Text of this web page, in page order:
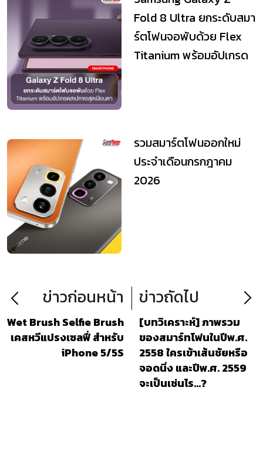
Fold 8 Ultra ยกระดับสมา
ร์ตโฟนจอพับด้วย Flex
Titanium พร้อมอัปเกรด
รวมสมาร์ตโฟนออกใหม่
ประจำเดือนกรกฎาคม
2026
ข่าวก่อนหน้า
Wet Brush Selfie Brush
เคสหวีแปรงเซลฟี่ สำหรับ
iPhone 5/5S
ข่าวถัดไป
[บทวิเคราะห์] ภาพรวม
ของสมาร์ทโฟนในปีพ.ศ.
2558 ใครเข้าเส้นชัยหรือ
จอดนิ่ง และปีพ.ศ. 2559
จะเป็นเช่นไร...?